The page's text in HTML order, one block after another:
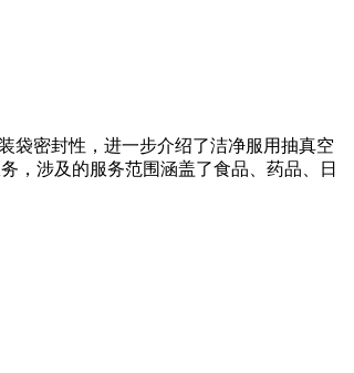
袋密封性，进一步介绍了洁净服用抽真空
，涉及的服务范围涵盖了食品、药品、日